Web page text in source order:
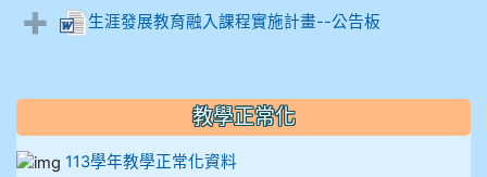
909林玉楓
910謝尚橙
生涯發展教育融入課程實施計畫--公告板
教學正常化
113學年教學正常化資料